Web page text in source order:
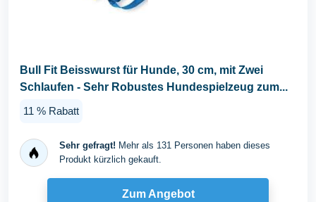
Bull Fit Beisswurst für Hunde, 30 cm, mit Zwei
Schlaufen - Sehr Robustes Hundespielzeug zum...
11 % Rabatt
Sehr gefragt! Mehr als 131 Personen haben dieses
Produkt kürzlich gekauft.
Zum Angebot